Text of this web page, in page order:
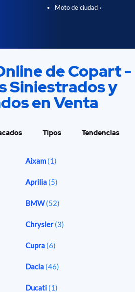
Moto de ciudad ›
de Copart -
Siniestrados y
en Venta
Tipos Tendencias
Aixam (1)
Aprilia (5)
BMW(52)
Chrysler(3)
Cupra (6)
Dacia (46)
Ducati (1)